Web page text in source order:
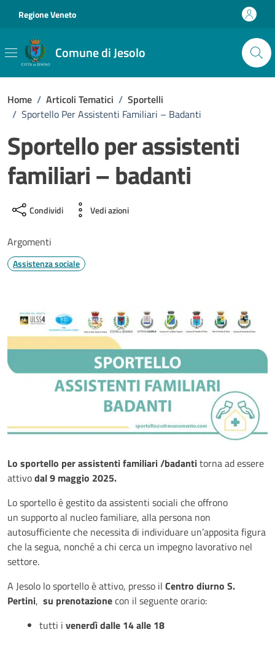
Regione Veneto
Comune di Jesolo
Home / Articoli Tematici / Sportelli
/ Sportello Per Assistenti Familiari – Badanti
Sportello per assistenti
familiari – badanti
Condividi Vedi azioni
Argomenti
Assistenza sociale
Lo sportello per assistenti familiari /badantitorna ad essere
attivodal 9 maggio 2025.
Lo sportello è gestito da assistenti sociali che offrono
un supporto al nucleo familiare, alla persona non
autosufficiente che necessita di individuare un’apposita figura
che la segua, nonché a chi cerca un impegno lavorativo nel
settore.
A Jesolo lo sportello è attivo, presso il Centro diurno S.
Pertini, su prenotazionecon il seguente orario:
tutti i venerdì dalle 14 alle 18